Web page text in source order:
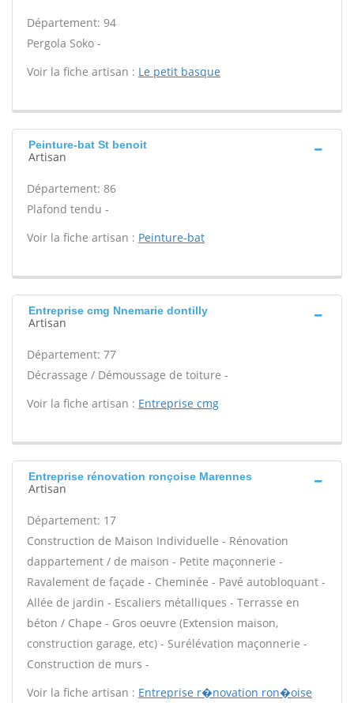
Département: 94
Pergola Soko -
Voir la fiche artisan : Le petit basque
Peinture-bat St benoit
Artisan
Département: 86
Plafond tendu -
Voir la fiche artisan : Peinture-bat
Entreprise cmg Nnemarie dontilly
Artisan
Département: 77
Décrassage / Démoussage de toiture -
Voir la fiche artisan : Entreprise cmg
Entreprise rénovation ronçoise Marennes
Artisan
Département: 17
Construction de Maison Individuelle - Rénovation
dappartement / de maison - Petite maçonnerie -
Ravalement de façade - Cheminée - Pavé autobloquant -
Allée de jardin - Escaliers métalliques - Terrasse en
béton / Chape - Gros oeuvre (Extension maison,
construction garage, etc) - Surélévation maçonnerie -
Construction de murs -
Voir la fiche artisan : Entreprise r�novation ron�oise